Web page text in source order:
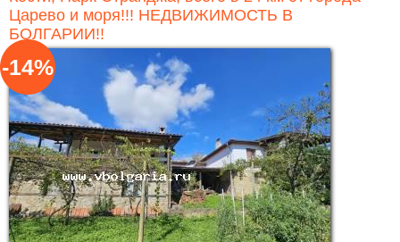
Царево и моря!!! НЕДВИЖИМОСТЬ В
БОЛГАРИИ!!
-14%